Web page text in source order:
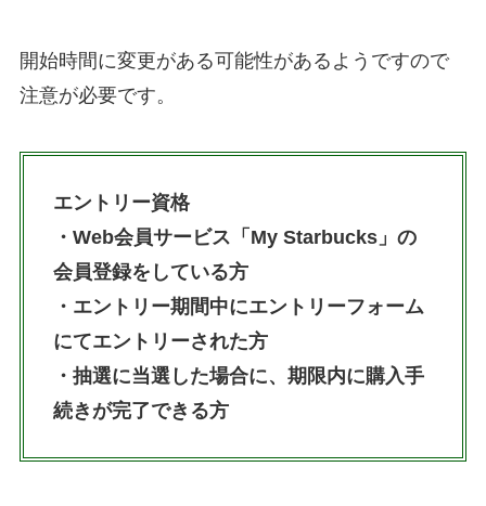
開始時間に変更がある可能性があるようですので
注意が必要です。
エントリー資格
・Web会員サービス「My Starbucks」の
会員登録をしている方
・エントリー期間中にエントリーフォーム
にてエントリーされた方
・抽選に当選した場合に、期限内に購入手
続きが完了できる方